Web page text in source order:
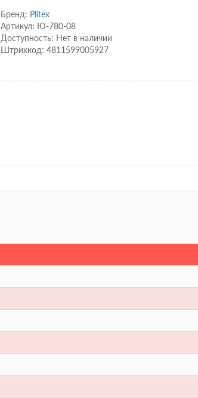
Бренд: Plitex
Артикул: Ю-780-08
Доступность: Нет в наличии
Штрихкод: 4811599005927